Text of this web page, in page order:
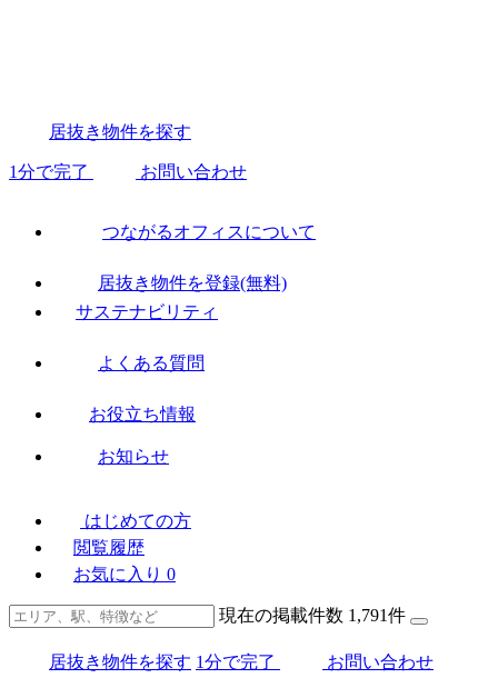
居抜き物件を探す
1分で完了 お問い合わせ
つながるオフィスについて
居抜き物件を登録(無料)
サステナビリティ
よくある質問
お役立ち情報
お知らせ
はじめての方
閲覧履歴
お気に入り 0
現在の掲載件数 1,791件
居抜き物件を探す 1分で完了 お問い合わせ